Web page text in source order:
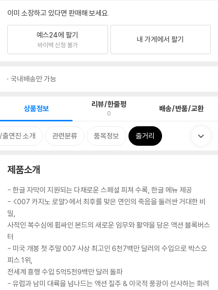
이미 소장하고 있다면 판매해 보세요.
예스24에 팔기
바이백 신청 불가
내 가게에서 팔기
국내배송만 가능
상품정보 리뷰/한줄평
0 배송/반품/교환
연진 소개 관련분류 품목정보 줄거리
제품소개
- 한글 자막이 지원되는 다채로운 스페셜 피쳐 수록, 한글 메뉴 제공
- <007 카지노 로얄>에서 최후를 맞은 연인의 죽음을 둘러싼 거대한 비
밀,
사적인 복수심에 휩싸인 본드의 새로운 임무와 활약을 담은 액션 블록버스
터
- 미국 개봉 첫 주말 007 사상 최고인 6천7백만 달러의 수입으로 박스오
피스 1위,
전세계 흥행 수입 5억5천9백만 달러 돌파
- 유럽과 남미 대륙을 넘나드는 액션 질주 & 이국적 풍광이 선사하는 화려